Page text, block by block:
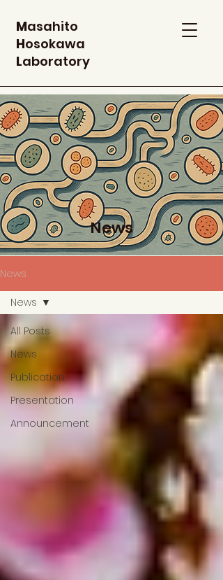
Masahito
Hosokawa
Laboratory
News
News
All Posts
News
Publication
Presentation
Announcement
News